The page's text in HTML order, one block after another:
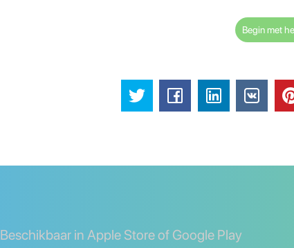
Begin met
Beschikbaar in Apple Store of Google Play